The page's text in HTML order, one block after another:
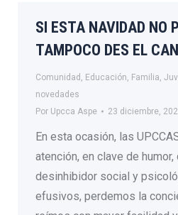
SI ESTA NAVIDAD NO
TAMPOCO DES EL
Comunidad , Educación, Familia,
novedades
Por Upcca Aspe 23 diciembre,
En esta ocasión, las
atención, en clave de
desinhibidor social y
efusivos, perdemos la